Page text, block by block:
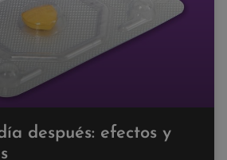
después: efectos y